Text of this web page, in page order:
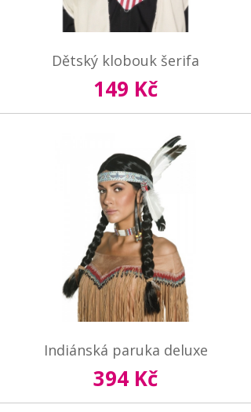
Dětský klobouk šerifa
149 Kč
Indiánská paruka deluxe
394 Kč